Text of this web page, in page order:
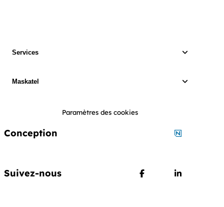
Services
Maskatel
Paramètres des cookies
Conception Conception
Suivez-nous Suivez nous sur
Suivez